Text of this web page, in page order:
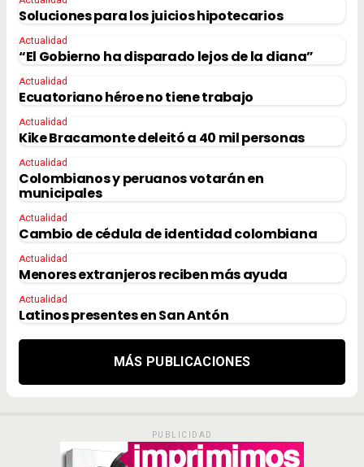
Soluciones para los juicios hipotecarios
Actualidad
“El Gobierno ha disparado lejos de la diana”
Actualidad
Ecuatoriano héroe no tiene trabajo
Actualidad
Kike Bracamonte deleitó a 40 mil personas
Actualidad
Colombianos y peruanos votarán en
municipales
Actualidad
Cambio de cédula de identidad colombiana
Actualidad
Menores extranjeros reciben más ayuda
Actualidad
Latinos presentes en San Antón
MÁS PUBLICACIONES
PUBLICIDAD